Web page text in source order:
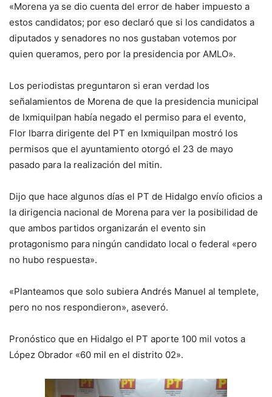
«Morena ya se dio cuenta del error de haber impuesto a
estos candidatos; por eso declaró que si los candidatos a
diputados y senadores no nos gustaban votemos por
quien queramos, pero por la presidencia por AMLO».
Los periodistas preguntaron si eran verdad los
señalamientos de Morena de que la presidencia municipal
de Ixmiquilpan había negado el permiso para el evento,
Flor Ibarra dirigente del PT en Ixmiquilpan mostró los
permisos que el ayuntamiento otorgó el 23 de mayo
pasado para la realización del mitin.
Dijo que hace algunos días el PT de Hidalgo envío oficios a
la dirigencia nacional de Morena para ver la posibilidad de
que ambos partidos organizarán el evento sin
protagonismo para ningún candidato local o federal «pero
no hubo respuesta».
«Planteamos que solo subiera Andrés Manuel al templete,
pero no nos respondieron», aseveró.
Pronóstico que en Hidalgo el PT aporte 100 mil votos a
López Obrador «60 mil en el distrito 02».